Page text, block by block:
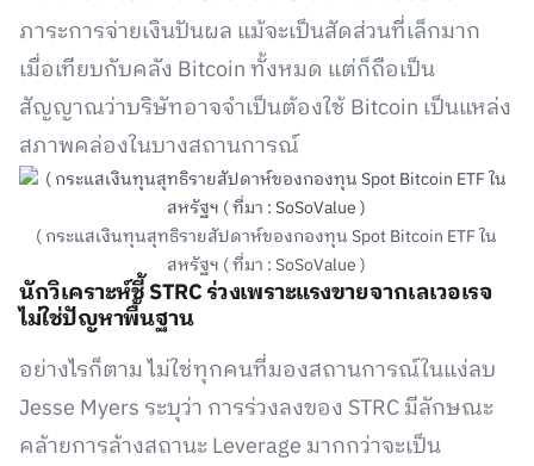
ภาระการจ่ายเงินปันผล แม้จะเป็นสัดส่วนที่เล็กมาก
เมื่อเทียบกับคลัง Bitcoin ทั้งหมด แต่ก็ถือเป็น
สัญญาณว่าบริษัทอาจจำเป็นต้องใช้ Bitcoin เป็นแหล่ง
สภาพคล่องในบางสถานการณ์
( กระแสเงินทุนสุทธิรายสัปดาห์ของกองทุน Spot Bitcoin ETF ใน
สหรัฐฯ ( ที่มา : SoSoValue )
นักวิเคราะห์ชี้ STRC ร่วงเพราะแรงขายจากเลเวอเรจ
ไม่ใช่ปัญหาพื้นฐาน
อย่างไรก็ตาม ไม่ใช่ทุกคนที่มองสถานการณ์ในแง่ลบ
Jesse Myers ระบุว่า การร่วงลงของ STRC มีลักษณะ
คล้ายการล้างสถานะ Leverage มากกว่าจะเป็น